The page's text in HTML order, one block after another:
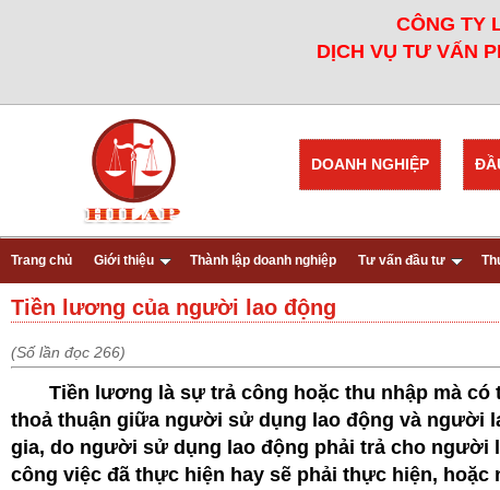
CÔNG TY
DỊCH VỤ TƯ VẤN
DOANH NGHIỆP
Trang chủ Giới thiệu Thành lập doanh nghiệp Tư vấn đầu tư
Tiền lương của người lao động
(Số lần đọc 266)
Tiền lương là sự trả công hoặc thu nhập mà có
thoả thuận giữa người sử dụng lao động và người
gia, do người sử dụng lao động phải trả cho người
công việc đã thực hiện hay sẽ phải thực hiện, hoặc